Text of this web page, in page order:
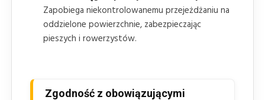
Zapobiega niekontrolowanemu przejeżdżaniu na
oddzielone powierzchnie, zabezpieczając
pieszych i rowerzystów.
Zgodność z obowiązującymi